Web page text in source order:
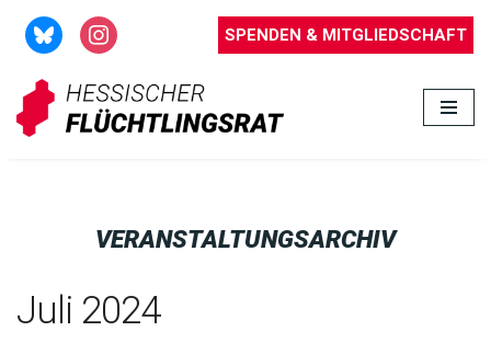
Zum
Inhalt
springen
SPENDEN & MITGLIEDSCHAFT
VERANSTALTUNGSARCHIV
Juli 2024